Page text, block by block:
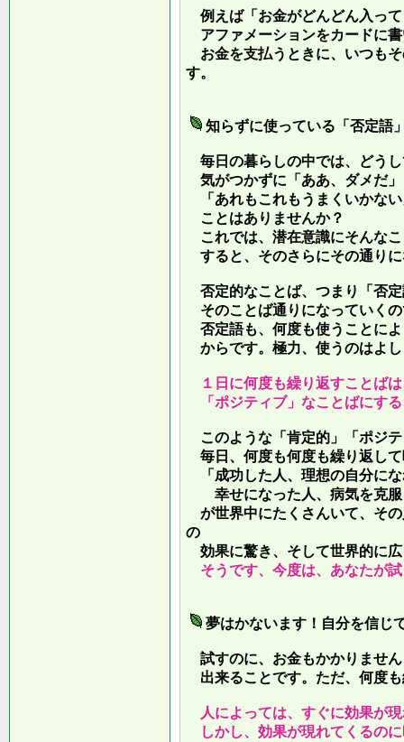
例えば「お金がどんどん入っ
アファメーションをカードに
お金を支払うときに、いつも
す。
知らずに使っている「否定語
毎日の暮らしの中では、どう
気がつかずに「ああ、ダメだ
「あれもこれもうまくいかな
ことはありませんか？
これでは、潜在意識にそんな
すると、そのさらにその通り
否定的なことば、つまり「否
そのことば通りになっていく
否定語も、何度も使うことに
からです。極力、使うのはよ
１日に何度も繰り返すことば
「ポジティブ」なことばにす
このような「肯定的」「ポジ
毎日、何度も何度も繰り返し
「成功した人、理想の自分に
幸せになった人、病気を克服
が世界中にたくさんいて、そ
の
効果に驚き、そして世界的に
そうです、今度は、あなたが
夢はかないます！自分を信じ
試すのに、お金もかかりませ
出来ることです。ただ、何度
人によっては、すぐに効果が
しかし、効果が現れてくるの